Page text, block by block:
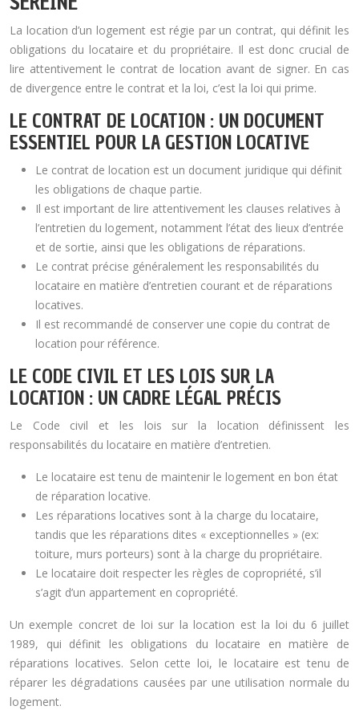
La location d’un logement est régie par un contrat, qui définit les
obligations du locataire et du propriétaire. Il est donc crucial de
lire attentivement le contrat de location avant de signer. En cas
de divergence entre le contrat et la loi, c’est la loi qui prime.
LE CONTRAT DE LOCATION : UN DOCUMENT
ESSENTIEL POUR LA GESTION LOCATIVE
Le contrat de location est un document juridique qui définit
les obligations de chaque partie.
Il est important de lire attentivement les clauses relatives à
l’entretien du logement, notamment l’état des lieux d’entrée
et de sortie, ainsi que les obligations de réparations.
Le contrat précise généralement les responsabilités du
locataire en matière d’entretien courant et de réparations
locatives.
Il est recommandé de conserver une copie du contrat de
location pour référence.
LE CODE CIVIL ET LES LOIS SUR LA
LOCATION : UN CADRE LÉGAL PRÉCIS
Le Code civil et les lois sur la location définissent les
responsabilités du locataire en matière d’entretien.
Le locataire est tenu de maintenir le logement en bon état
de réparation locative.
Les réparations locatives sont à la charge du locataire,
tandis que les réparations dites « exceptionnelles » (ex:
toiture, murs porteurs) sont à la charge du propriétaire.
Le locataire doit respecter les règles de copropriété, s’il
s’agit d’un appartement en copropriété.
Un exemple concret de loi sur la location est la loi du 6 juillet
1989, qui définit les obligations du locataire en matière de
réparations locatives. Selon cette loi, le locataire est tenu de
réparer les dégradations causées par une utilisation normale du
logement.